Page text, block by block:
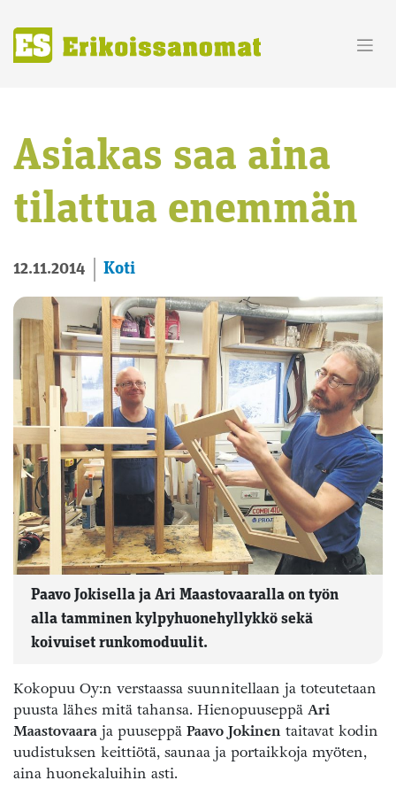
content
Asiakas saa aina
tilattua enemmän
12.11.2014 Koti
Paavo Jokisella ja Ari Maastovaaralla on työn
alla tamminen kylpyhuonehyllykkö sekä
koivuiset runkomoduulit.
Kokopuu Oy:n verstaassa suunnitellaan ja toteutetaan
puusta lähes mitä tahansa. Hienopuuseppä Ari
Maastovaara ja puuseppä Paavo Jokinen taitavat kodin
uudistuksen keittiötä, saunaa ja portaikkoja myöten,
aina huonekaluihin asti.